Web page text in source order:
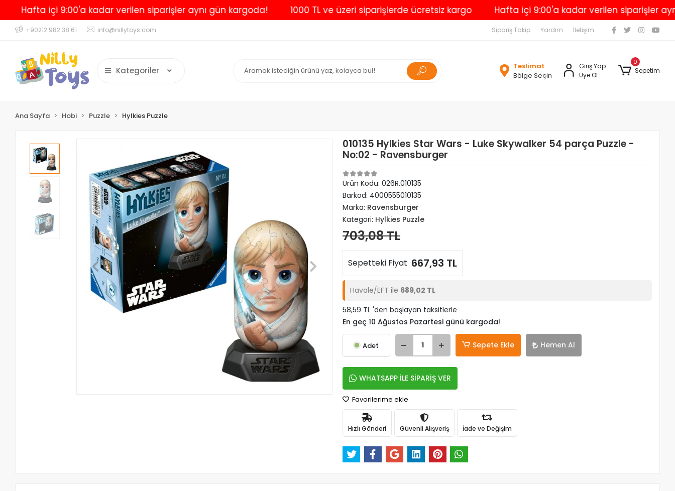
içi 9:00'a kadar verilen siparişler aynı gün kargoda! 1000 TL ve üzeri siparişlerde ücretsiz kargo Hafta içi 9:00'a kadar verilen siparişler aynı
+90212 982 38 61 info@nillytoys.com Sipariş Takip Yardım İletişim
Kategoriler
Teslimat
Bölge Seçin
Giriş Yap
Üye Ol
0
Sepetim
Ana Sayfa Hobi Puzzle Hylkies Puzzle
010135 Hylkies Star Wars - Luke Skywalker 54 parça Puzzle -
No:02 - Ravensburger
Ürün Kodu: 026R.010135
Barkod: 4000555010135
Marka: Ravensburger
Kategori: Hylkies Puzzle
703,08 TL
Sepetteki Fiyat 667,93 TL
Havale/EFT ile 689,02 TL
58,59 TL 'den başlayan taksitlerle
En geç 10 Ağustos Pazartesi günü kargoda!
Adet Sepete Ekle Hemen Al
WHATSAPP İLE SİPARİŞ VER
Favorilerime ekle
Hızlı Gönderi Güvenli Alışveriş İade ve Değişim